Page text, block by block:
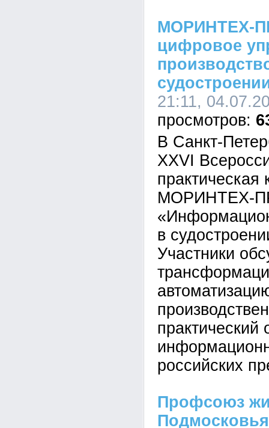
МОРИНТЕХ-
цифровое
21:11,
В Санкт-
XXVI
МОРИНТЕХ-
в
Участники
практический
российских
Профсоюз